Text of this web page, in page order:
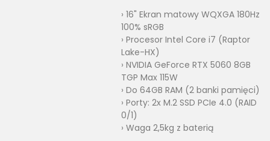
› 16" Ekran matowy WQXGA 180Hz
100% sRGB
› Procesor Intel Core i7 (Raptor
Lake-HX)
› NVIDIA GeForce RTX 5060 8GB
TGP Max 115W
› Do 64GB RAM (2 banki pamięci)
› Porty: 2x M.2 SSD PCIe 4.0 (RAID
0/1)
› Waga 2,5kg z baterią